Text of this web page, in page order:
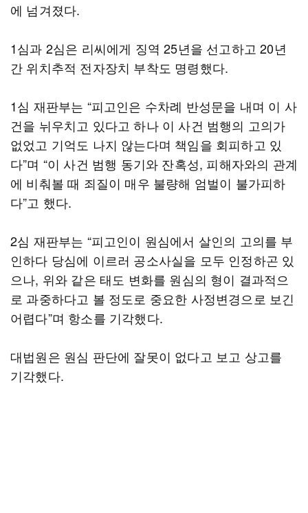
에 넘겨졌다.
1심과 2심은 리씨에게 징역 25년을 선고하고 20년
간 위치추적 전자장치 부착도 명령했다.
1심 재판부는 “피고인은 수차례 반성문을 내며 이 사
건을 뉘우치고 있다고 하나 이 사건 범행의 고의가
없었고 기억도 나지 않는다며 책임을 회피하고 있
다”며 “이 사건 범행 동기와 잔혹성, 피해자와의 관계
에 비춰볼 때 죄질이 매우 불량해 엄벌이 불가피하
다”고 했다.
2심 재판부는 “피고인이 원심에서 살인의 고의를 부
인하다 당심에 이르러 공소사실을 모두 인정하곤 있
으나, 위와 같은 태도 변화를 원심의 형이 결과적으
로 과중하다고 볼 정도로 중요한 사정변경으로 보긴
어렵다”며 항소를 기각했다.
대법원은 원심 판단에 잘못이 없다고 보고 상고를
기각했다.